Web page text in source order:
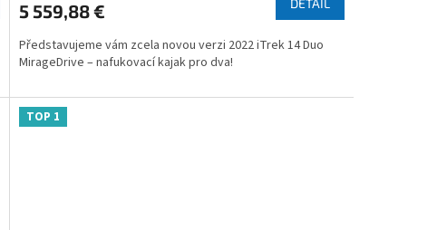
je
z
5
5 559,88 € DETAIL
Představujeme vám zcela novou verzi 2022 iTrek 14 Duo
MirageDrive – nafukovací kajak pro dva!
TOP 1